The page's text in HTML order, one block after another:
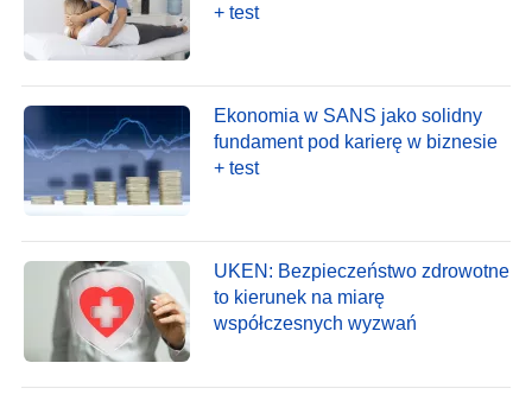
+ test
Ekonomia w SANS jako solidny
fundament pod karierę w biznesie
+ test
UKEN: Bezpieczeństwo zdrowotne
to kierunek na miarę
współczesnych wyzwań